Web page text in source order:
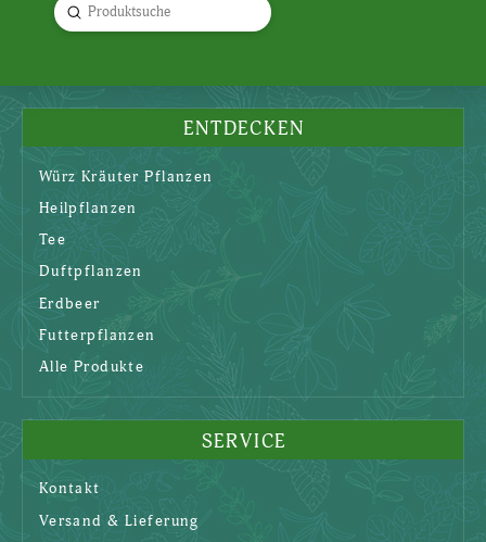
Search
Submit
ENTDECKEN
Würz Kräuter Pflanzen
Heilpflanzen
Tee
Duftpflanzen
Erdbeer
Futterpflanzen
Alle Produkte
SERVICE
Kontakt
Versand & Lieferung